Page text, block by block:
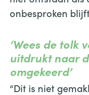
onbesproken
‘Wees de tolk
uitdrukt naar
omgekeerd’
“Dit is niet